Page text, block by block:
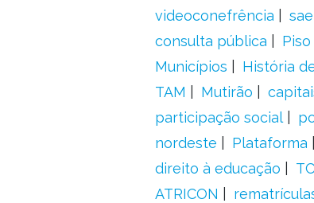
videoconefrência
consulta pública
Municípios
História
TAM
Mutirão
participação social
nordeste
Plataforma
direito à educação
ATRICON